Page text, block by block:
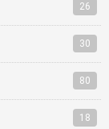
26
30
80
18